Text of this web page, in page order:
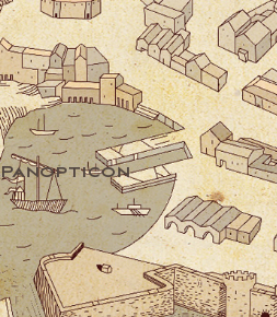
Panopticon